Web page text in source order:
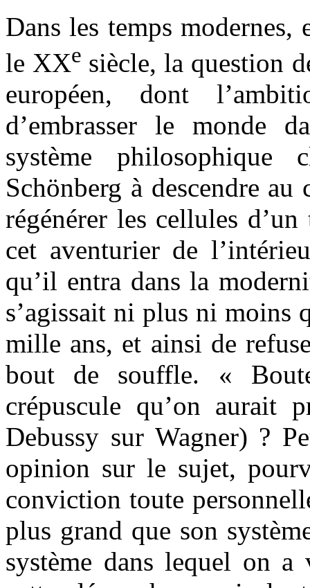
Dans les temps modernes,
le XXe siècle, la question
européen, dont
d’embrasser le monde
système
Schönberg à descendre
régénérer les cellules
cet aventurier de
qu’il entra dans la
s’agissait ni plus ni moins
mille ans, et ainsi de
bout de souffle. «
crépuscule qu’on aurait
Debussy sur Wagner) ?
opinion sur le sujet,
conviction toute
plus grand que son
système dans lequel on a